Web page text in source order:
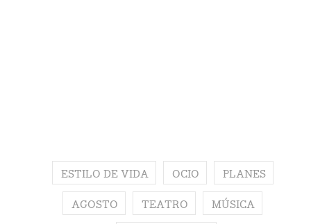
ESTILO DE VIDA OCIO PLANES
AGOSTO TEATRO MÚSICA